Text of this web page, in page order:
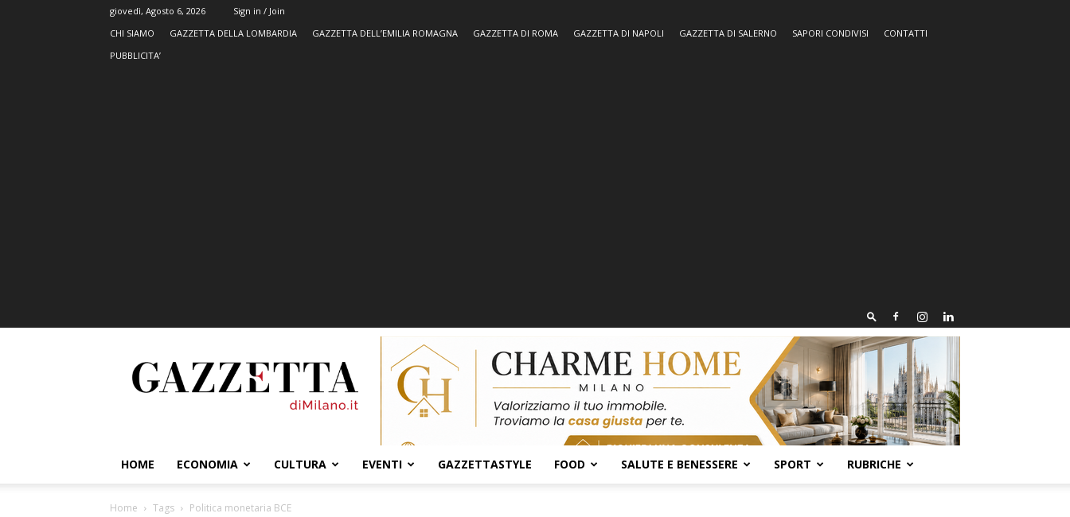
giovedì, Agosto 6, 2026
Sign in / Join
CHI SIAMO
GAZZETTA DELLA LOMBARDIA GAZZETTA DELL’EMILIA ROMAGNA GAZZETTA DI ROMA GAZZETTA DI NAPOLI GAZZETTA DI SALERNO SAPORI CONDIVISI
CONTATTI
PUBBLICITA’
HOME ECONOMIA CULTURA EVENTI GAZZETTASTYLE FOOD SALUTE E BENESSERE SPORT RUBRICHE
Home Tags Politica monetaria BCE